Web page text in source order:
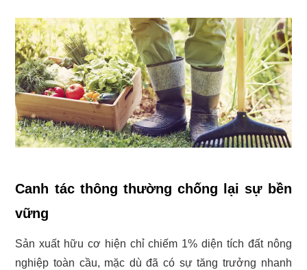
Canh tác thông thường chống lại sự bền
vững
Sản xuất hữu cơ hiện chỉ chiếm 1% diện tích đất nông
nghiệp toàn cầu, mặc dù đã có sự tăng trưởng nhanh